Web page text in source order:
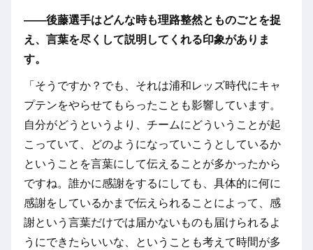
――後藤選手はどんな時も理路整然とものごとを捉
え、言葉を尽くして説明してくれる印象がありま
す。
「そうですか？でも、それは浦和レッズ時代にキャ
プテンをやらせてもらったことも影響しています。
自分がどうというより、チームにどういうことが起
こっていて、どのようになっていこうとしているか
ということを言葉にして伝えることが多かったから
ですね。誰かに感謝をするにしても、具体的に何に
感謝をしているかまで伝えられることによって、感
謝という言葉だけでは届かないものも届けられるよ
うにできたらいいな、ということも考えて時間が多